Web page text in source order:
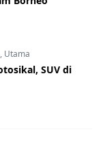
, Utama
SUV di